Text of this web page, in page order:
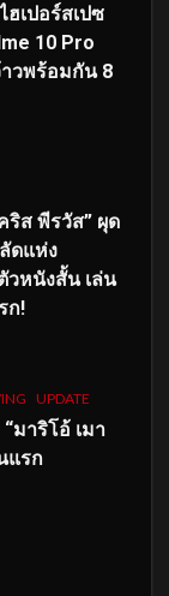
เปอร์สเปซ
10 Pro
าวพร้อมกัน 8
ส พีรวัส” ผุด
ดแห่ง
วหนังสั้น เล่น
ก!
UPDATE
“มาริโอ้ เมา
แรก